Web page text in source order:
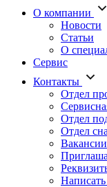
О компании
Новости
Статьи
О
Сервис
Контакты
Отдел
Отдел
Отдел
Вакансии
Написать